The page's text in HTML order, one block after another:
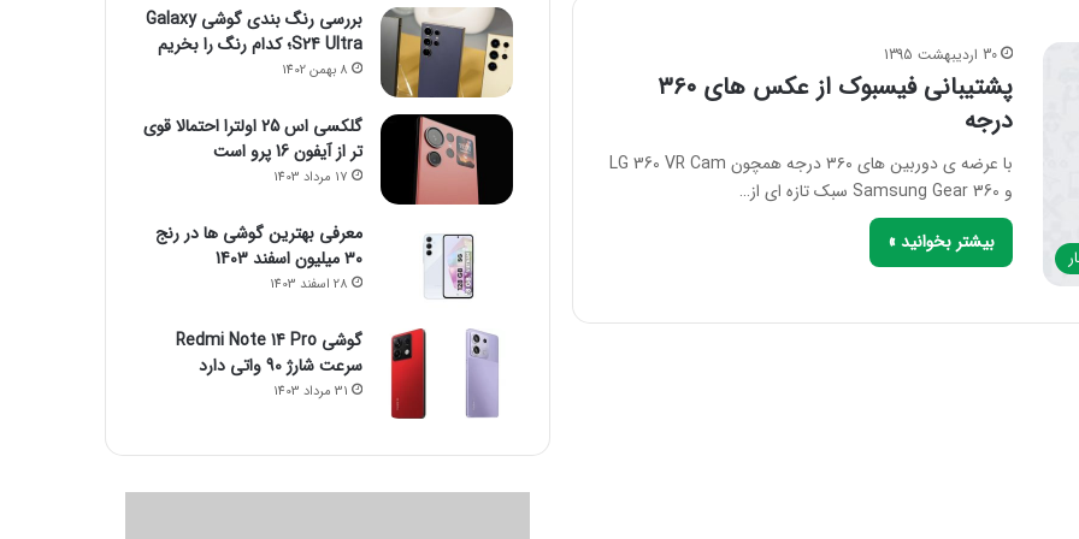
30 اردیبهشت 1395
پشتیبانی فیسبوک از عکس های ۳۶۰
درجه
با عرضه ی دوربین های ۳۶۰ درجه همچون LG 360 VR Cam
و Samsung Gear 360 سبک تازه ای از…
بیشتر بخوانید »
بررسی رنگ بندی گوشی Galaxy
S24 Ultra؛ کدام رنگ را بخریم
8 بهمن 1402
گلکسی اس 25 اولترا احتمالا قوی
تر از آیفون 16 پرو است
17 مرداد 1403
معرفی بهترین گوشی ها در رنج
۳۰ میلیون اسفند 1403
28 اسفند 1403
گوشی Redmi Note 14 Pro
سرعت شارژ 90 واتی دارد
31 مرداد 1403